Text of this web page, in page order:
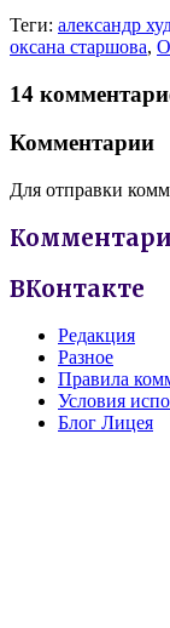
Теги: александр
оксана старшова,
14
Комментарии
Для отправки
ВКонтакте
Редакция
Разное
Правила
Условия
Блог Лицея